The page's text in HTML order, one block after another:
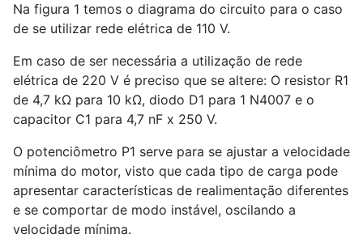
Na figura 1 temos o diagrama do circuito para o caso
de se utilizar rede elétrica de 110 V.
Em caso de ser necessária a utilização de rede
elétrica de 220 V é preciso que se altere: O resistor R1
de 4,7 kΩ para 10 kΩ, diodo D1 para 1 N4007 e o
capacitor C1 para 4,7 nF x 250 V.
O potenciômetro P1 serve para se ajustar a velocidade
mínima do motor, visto que cada tipo de carga pode
apresentar características de realimentação diferentes
e se comportar de modo instável, oscilando a
velocidade mínima.